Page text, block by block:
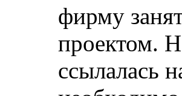
фирму
проектом.
ссылалась